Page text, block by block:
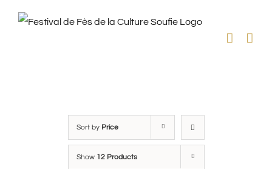
Sort by Price
Show 12 Products